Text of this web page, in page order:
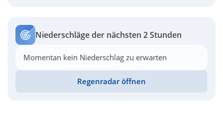
Niederschläge der nächsten 2 Stunden
Momentan kein Niederschlag zu erwarten
Regenradar öffnen